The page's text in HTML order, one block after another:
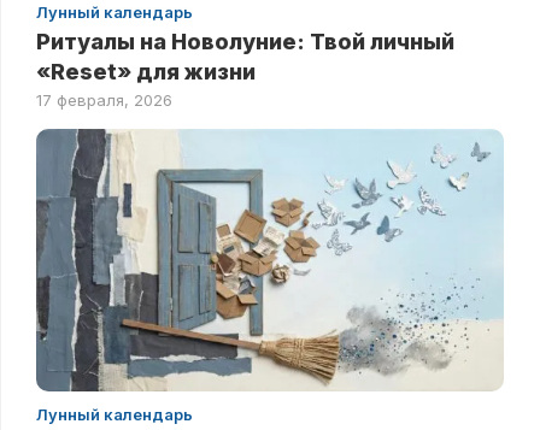
Лунный календарь
Ритуалы на Новолуние: Твой личный
«Reset» для жизни
17 февраля, 2026
Лунный календарь